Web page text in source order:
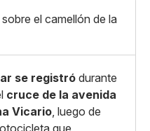
el camellón de la
se registródurante
cruce de la avenida
Vicario, luego de
que